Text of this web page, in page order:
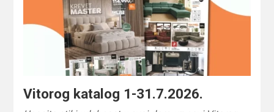
Vitorog katalog 1-31.7.2026.